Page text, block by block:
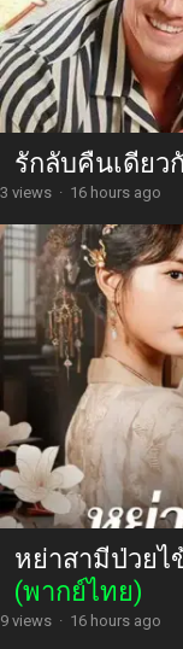
รักลับคืนเดียว
3 views · 16 hours ago
หย่าสามีป่วยไ
(พากย์ไทย)
9 views · 16 hours ago